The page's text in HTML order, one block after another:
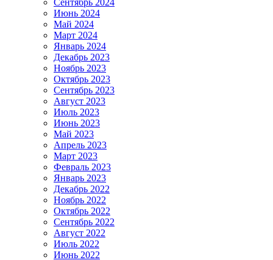
Июнь 2024
Май 2024
Март 2024
Январь 2024
Декабрь 2023
Ноябрь 2023
Октябрь 2023
Сентябрь 2023
Август 2023
Июль 2023
Июнь 2023
Май 2023
Апрель 2023
Март 2023
Февраль 2023
Январь 2023
Декабрь 2022
Ноябрь 2022
Октябрь 2022
Сентябрь 2022
Август 2022
Июль 2022
Июнь 2022